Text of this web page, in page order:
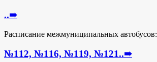
..➠
Расписание межмуниципальных автобусов:
№112, №116, №119, №121..➠